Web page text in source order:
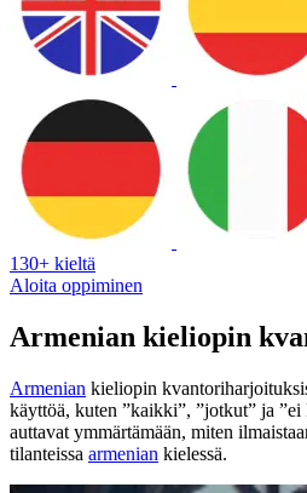
130+ kieltä
Aloita oppiminen
Armenian kieliopin
Armenian kieliopin
käyttöä, kuten ”kaikki”, ”jotkut” ja
auttavat ymmärtämään, miten
tilanteissa armenian kielessä.